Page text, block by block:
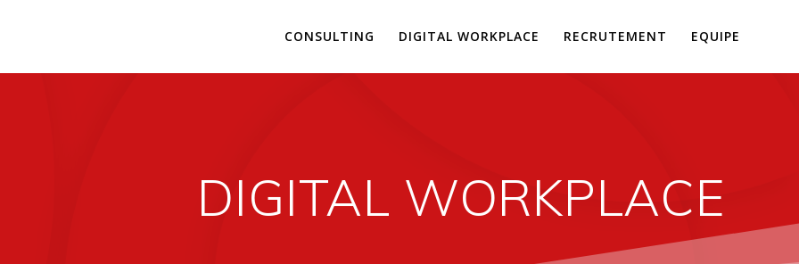
CONSULTING DIGITAL WORKPLACE RECRUTEMENT EQUIPE
DIGITAL WORKPLACE